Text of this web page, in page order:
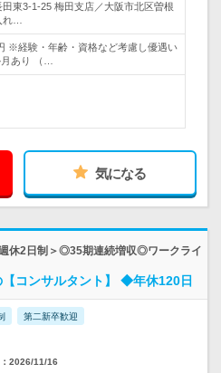
東3-1-25 梅田支店／大阪市北区曽根
れ…
※経験・年齢・資格など考慮し優遇い
あり （…
気になる
休2日制＞◎35期連続増収◎ワークライ
【コンサルタント】 ◆年休120日
第二新卒歓迎
2026/11/16